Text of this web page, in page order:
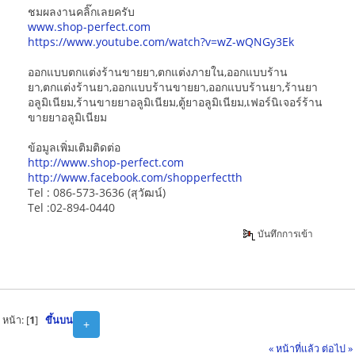
ชมผลงานคลิ๊กเลยครับ
www.shop-perfect.com
https://www.youtube.com/watch?v=wZ-wQNGy3Ek
ออกแบบตกแต่งร้านขายยา,ตกแต่งภายใน,ออกแบบร้าน
ยา,ตกแต่งร้านยา,ออกแบบร้านขายยา,ออกแบบร้านยา,ร้านยา
อลูมิเนียม,ร้านขายยาอลูมิเนียม,ตู้ยาอลูมิเนียม,เฟอร์นิเจอร์ร้าน
ขายยาอลูมิเนียม
ข้อมูลเพิ่มเติมติดต่อ
http://www.shop-perfect.com
http://www.facebook.com/shopperfectth
Tel : 086-573-3636 (สุวัฒน์)
Tel :02-894-0440
บันทึกการเข้า
+
หน้า: [1] ขึ้นบน
« หน้าที่แล้ว ต่อไป »